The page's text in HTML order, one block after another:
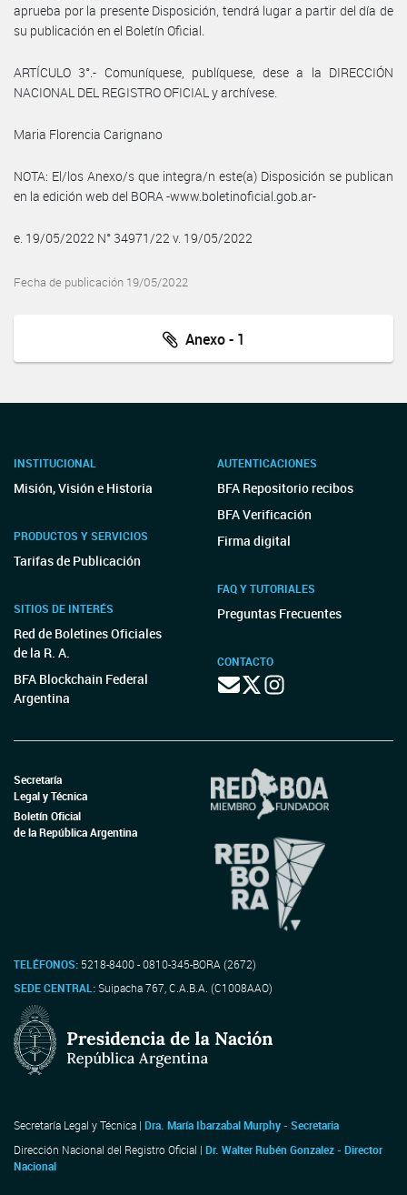
aprueba por la presente Disposición, tendrá lugar a partir del día de
su publicación en el Boletín Oficial.
ARTÍCULO 3°.- Comuníquese, publíquese, dese a la DIRECCIÓN
NACIONAL DEL REGISTRO OFICIAL y archívese.
Maria Florencia Carignano
NOTA: El/los Anexo/s que integra/n este(a) Disposición se publican
en la edición web del BORA -www.boletinoficial.gob.ar-
e. 19/05/2022 N° 34971/22 v. 19/05/2022
Fecha de publicación 19/05/2022
Anexo - 1
INSTITUCIONAL
Misión, Visión e Historia
PRODUCTOS Y SERVICIOS
Tarifas de Publicación
SITIOS DE INTERÉS
Red de Boletines Oficiales
de la R. A.
BFA Blockchain Federal
Argentina
AUTENTICACIONES
BFA Repositorio recibos
BFA Verificación
Firma digital
FAQ Y TUTORIALES
Preguntas Frecuentes
CONTACTO
Secretaría
Legal y Técnica
Boletín Oficial
de la República Argentina
TELÉFONOS: 5218-8400 - 0810-345-BORA (2672)
SEDE CENTRAL:Suipacha 767, C.A.B.A. (C1008AAO)
Secretaría Legal y Técnica | Dra. María Ibarzabal Murphy - Secretaria
Dirección Nacional del Registro Oficial | Dr. Walter Rubén Gonzalez - Director
Nacional